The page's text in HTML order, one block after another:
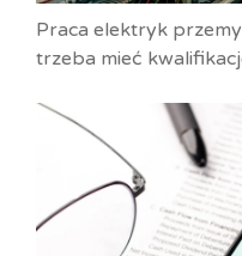
Praca elektryk
trzeba mieć